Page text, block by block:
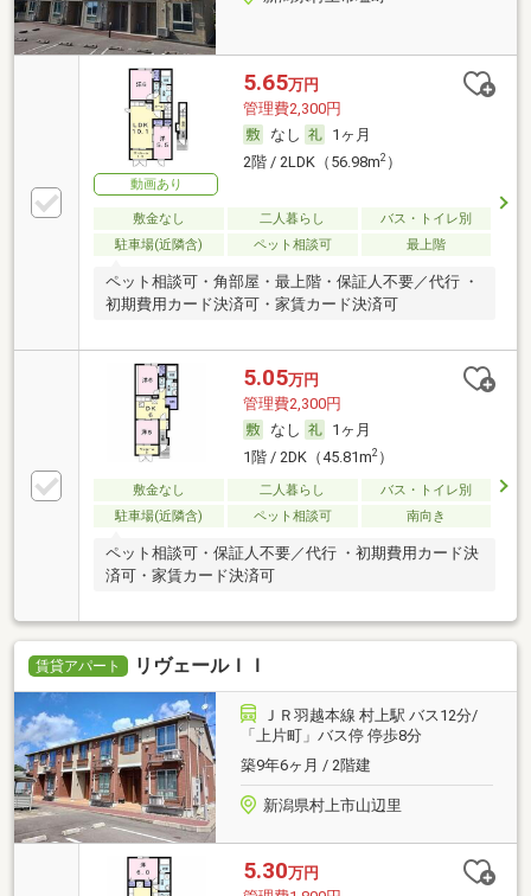
動画あり
5.65万円
管理費2,300円
なし
1ヶ月
2階 / 2LDK（56.98m2）
敷金なし 二人暮らし
バス・トイレ別
駐車場(近隣含)
ペット相談可 最上階
ペット相談可・角部屋・最上階・保証人不要／代行 ・
初期費用カード決済可・家賃カード決済可
5.05万円
管理費2,300円
なし
1ヶ月
1階 / 2DK（45.81m2）
敷金なし 二人暮らし
バス・トイレ別
駐車場(近隣含)
ペット相談可 南向き
ペット相談可・保証人不要／代行 ・初期費用カード決
済可・家賃カード決済可
賃貸アパート リヴェールＩＩ
ＪＲ羽越本線 村上駅 バス12分/
「上片町」バス停 停歩8分
築9年6ヶ月 / 2階建
新潟県村上市山辺里
5.30万円